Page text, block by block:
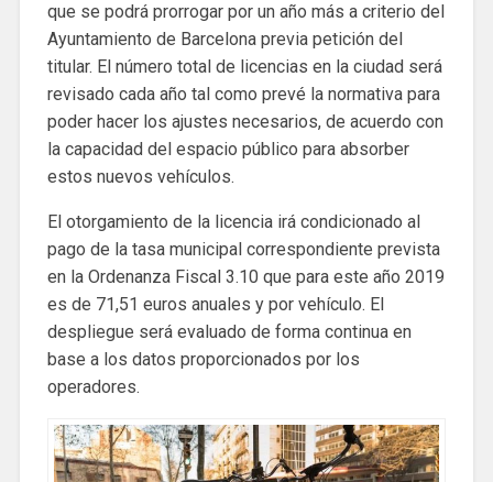
que se podrá prorrogar por un año más a criterio del
Ayuntamiento de Barcelona previa petición del
titular. El número total de licencias en la ciudad será
revisado cada año tal como prevé la normativa para
poder hacer los ajustes necesarios, de acuerdo con
la capacidad del espacio público para absorber
estos nuevos vehículos.
El otorgamiento de la licencia irá condicionado al
pago de la tasa municipal correspondiente prevista
en la Ordenanza Fiscal 3.10 que para este año 2019
es de 71,51 euros anuales y por vehículo. El
despliegue será evaluado de forma continua en
base a los datos proporcionados por los
operadores.